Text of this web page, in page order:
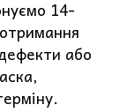
14-
або